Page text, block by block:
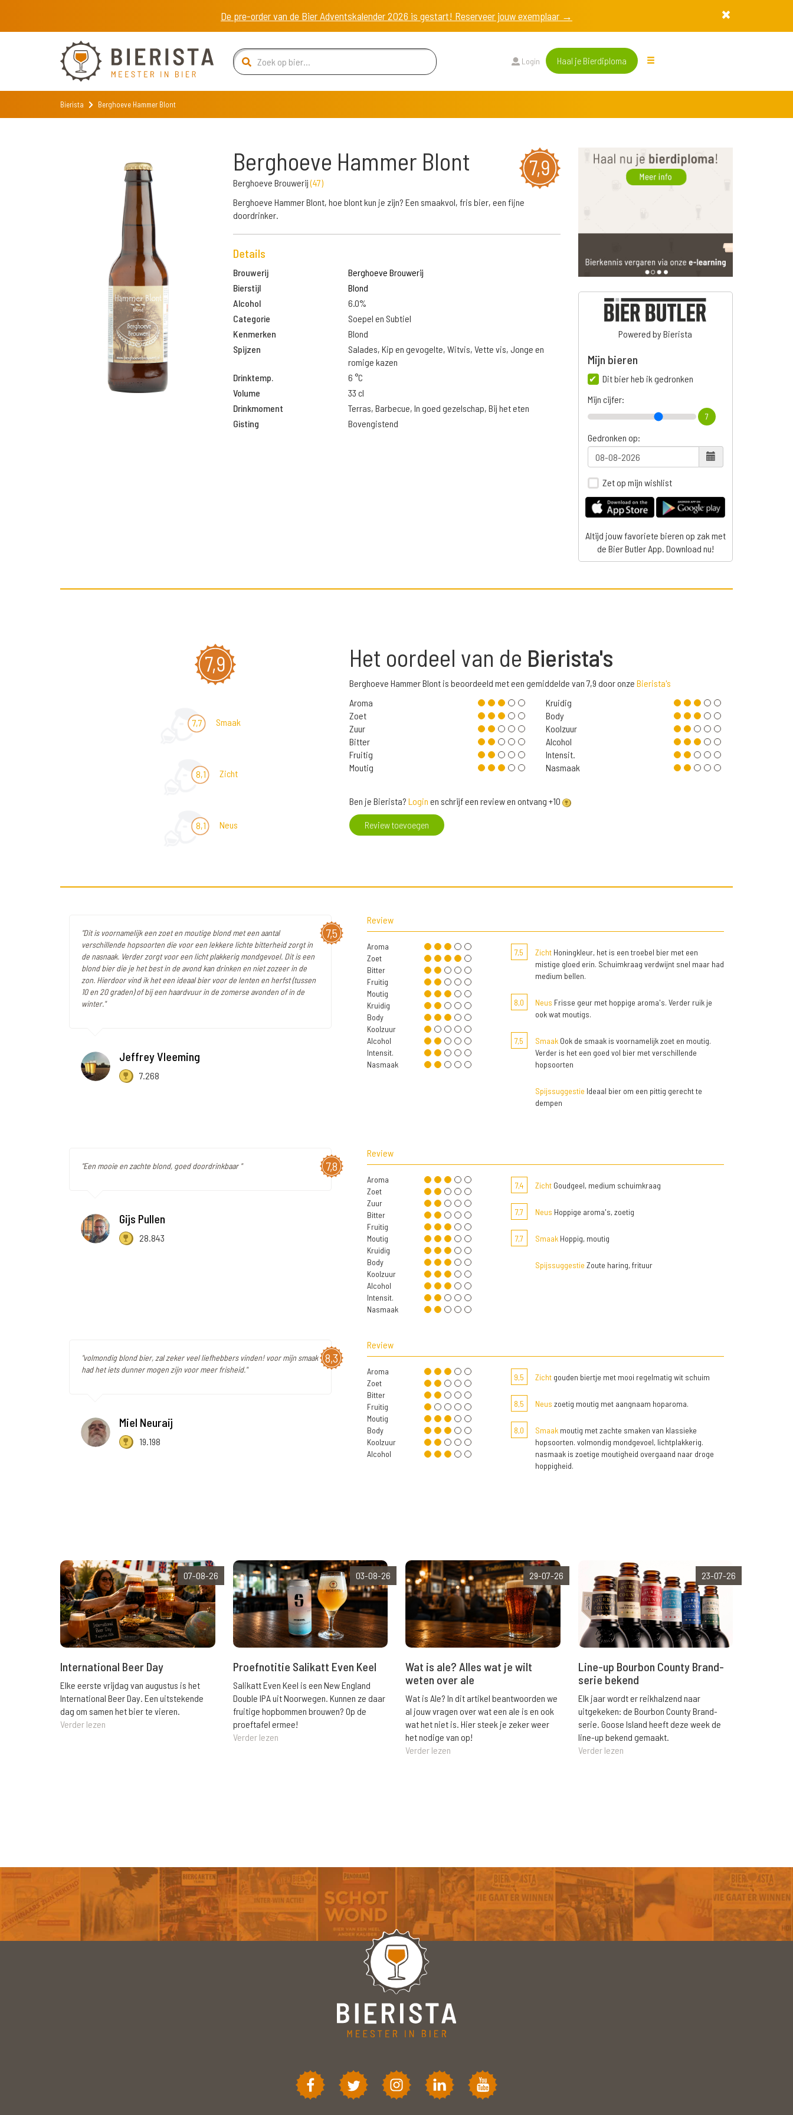
De pre-order van de Bier Adventskalender 2026 is gestart! Reserveer jouw exemplaar →
Login Haal je Bierdiploma
Bierista Berghoeve Hammer Blont
7,9
Berghoeve Hammer Blont
Berghoeve Brouwerij(47)
Berghoeve Hammer Blont, hoe blont kun je zijn? Een smaakvol, fris bier, een fijne
doordrinker.
Details
Brouwerij
Berghoeve Brouwerij
Bierstijl
Blond
Alcohol
6.0%
Categorie
Soepel en Subtiel
Kenmerken
Blond
Spijzen
Salades, Kip en gevogelte, Witvis, Vette vis, Jonge en
romige kazen
Drinktemp.
6 °C
Volume
33 cl
Drinkmoment
Terras, Barbecue, In goed gezelschap, Bij het eten
Gisting
Bovengistend
Powered by Bierista
Mijn bieren
Dit bier heb ik gedronken
Mijn cijfer:
7
Gedronken op:
Zet op mijn wishlist
Altijd jouw favoriete bieren op zak met
de Bier Butler App. Download nu!
7,9
7,7 Smaak
8,1 Zicht
8,1 Neus
Het oordeel van de Bierista's
Berghoeve Hammer Blont is beoordeeld met een gemiddelde van 7,9 door onze Bierista's
Aroma
Zoet
Zuur
Bitter
Fruitig
Moutig
Kruidig
Body
Koolzuur
Alcohol
Intensit.
Nasmaak
Ben je Bierista? Login en schrijf een review en ontvang +10
Review toevoegen
7,5
"Dit is voornamelijk een zoet en moutige blond met een aantal
verschillende hopsoorten die voor een lekkere lichte bitterheid zorgt in
de nasnaak. Verder zorgt voor een licht plakkerig mondgevoel. Dit is een
blond bier die je het best in de avond kan drinken en niet zozeer in de
zon. Hierdoor vind ik het een ideaal bier voor de lenten en herfst (tussen
10 en 20 graden) of bij een haardvuur in de zomerse avonden of in de
winter."
Jeffrey Vleeming
7.268
Review
Aroma
Zoet
Bitter
Fruitig
Moutig
Kruidig
Body
Koolzuur
Alcohol
Intensit.
Nasmaak
7,5 ZichtHoningkleur, het is een troebel bier met een
mistige gloed erin. Schuimkraag verdwijnt snel maar had
medium bellen.
8,0 Neus Frisse geur met hoppige aroma's. Verder ruik je
ook wat moutigs.
7,5 SmaakOok de smaak is voornamelijk zoet en moutig.
Verder is het een goed vol bier met verschillende
hopsoorten
Spijssuggestie Ideaal bier om een pittig gerecht te
dempen
7,8
"Een mooie en zachte blond, goed doordrinkbaar "
Gijs Pullen
28.843
Review
Aroma
Zoet
Zuur
Bitter
Fruitig
Moutig
Kruidig
Body
Koolzuur
Alcohol
Intensit.
Nasmaak
7,4 ZichtGoudgeel, medium schuimkraag
7,7 Neus Hoppige aroma's, zoetig
7,7 SmaakHoppig, moutig
Spijssuggestie Zoute haring, frituur
8,3
"volmondig blond bier, zal zeker veel liefhebbers vinden! voor mijn smaak
had het iets dunner mogen zijn voor meer frisheid."
Miel Neuraij
19.198
Review
Aroma
Zoet
Bitter
Fruitig
Moutig
Body
Koolzuur
Alcohol
9,5 Zichtgouden biertje met mooi regelmatig wit schuim
8,5 Neus zoetig moutig met aangnaam hoparoma.
8,0 Smaakmoutig met zachte smaken van klassieke
hopsoorten. volmondig mondgevoel, lichtplakkerig.
nasmaak is zoetige moutigheid overgaand naar droge
hoppigheid.
07-08-26
International Beer Day
Elke eerste vrijdag van augustus is het
International Beer Day. Een uitstekende
dag om samen het bier te vieren.
Verder lezen
03-08-26
Proefnotitie Salikatt Even Keel
Salikatt Even Keel is een New England
Double IPA uit Noorwegen. Kunnen ze daar
fruitige hopbommen brouwen? Op de
proeftafel ermee!
Verder lezen
29-07-26
Wat is ale? Alles wat je wilt
weten over ale
Wat is Ale? In dit artikel beantwoorden we
al jouw vragen over wat een ale is en ook
wat het niet is. Hier steek je zeker weer
het nodige van op!
Verder lezen
23-07-26
Line-up Bourbon County Brand-
serie bekend
Elk jaar wordt er reikhalzend naar
uitgekeken: de Bourbon County Brand-
serie. Goose Island heeft deze week de
line-up bekend gemaakt.
Verder lezen